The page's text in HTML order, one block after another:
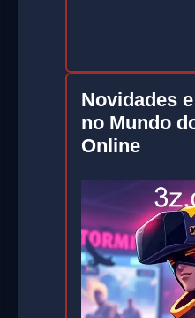
Novidades
no Mundo
Online